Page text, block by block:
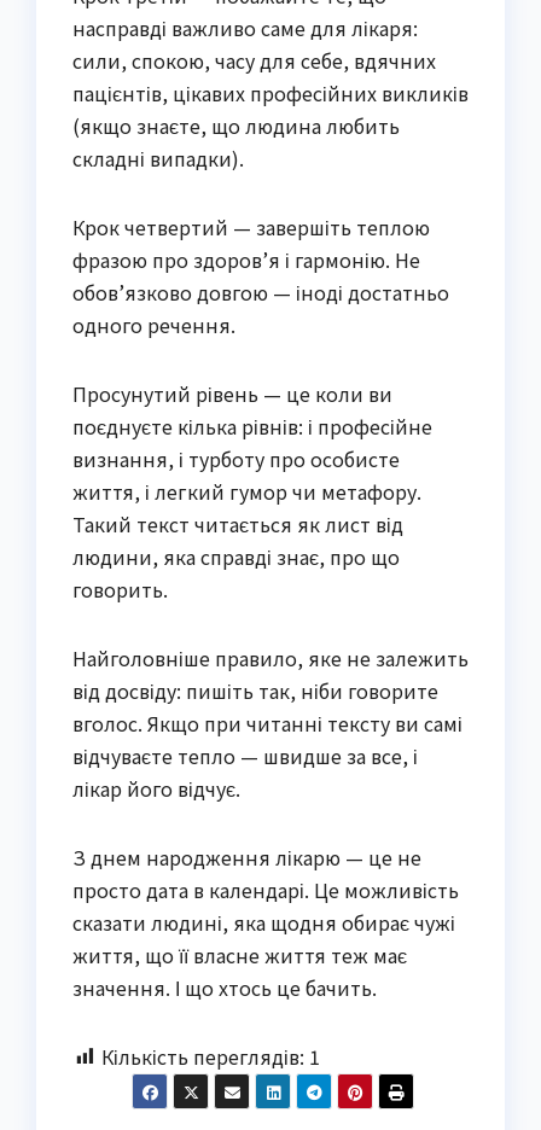
насправді важливо саме для лікаря:
сили, спокою, часу для себе, вдячних
пацієнтів, цікавих професійних викликів
(якщо знаєте, що людина любить
складні випадки).
Крок четвертий — завершіть теплою
фразою про здоров’я і гармонію. Не
обов’язково довгою — іноді достатньо
одного речення.
Просунутий рівень — це коли ви
поєднуєте кілька рівнів: і професійне
визнання, і турботу про особисте
життя, і легкий гумор чи метафору.
Такий текст читається як лист від
людини, яка справді знає, про що
говорить.
Найголовніше правило, яке не залежить
від досвіду: пишіть так, ніби говорите
вголос. Якщо при читанні тексту ви самі
відчуваєте тепло — швидше за все, і
лікар його відчує.
З днем народження лікарю — це не
просто дата в календарі. Це можливість
сказати людині, яка щодня обирає чужі
життя, що її власне життя теж має
значення. І що хтось це бачить.
Кількість переглядів: 1